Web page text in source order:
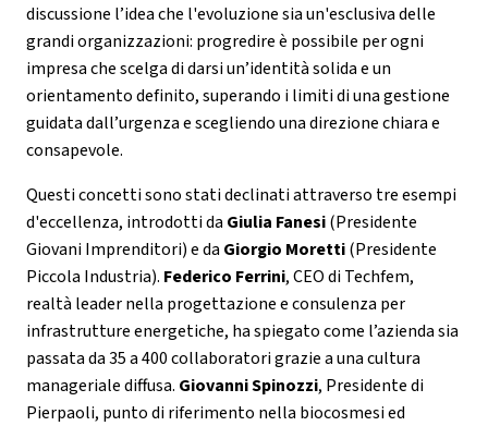
discussione l’idea che l'evoluzione sia un'esclusiva delle
grandi organizzazioni: progredire è possibile per ogni
impresa che scelga di darsi un’identità solida e un
orientamento definito, superando i limiti di una gestione
guidata dall’urgenza e scegliendo una direzione chiara e
consapevole.
Questi concetti sono stati declinati attraverso tre esempi
d'eccellenza, introdotti da Giulia Fanesi(Presidente
Giovani Imprenditori) e da Giorgio Moretti(Presidente
Piccola Industria). Federico Ferrini, CEO di Techfem,
realtà leader nella progettazione e consulenza per
infrastrutture energetiche, ha spiegato come l’azienda sia
passata da 35 a 400 collaboratori grazie a una cultura
manageriale diffusa. Giovanni Spinozzi, Presidente di
Pierpaoli, punto di riferimento nella biocosmesi ed